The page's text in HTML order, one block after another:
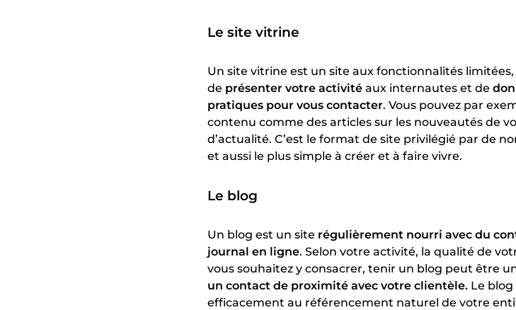
Le site vitrine
Un site vitrine est un site aux fonctionnalités
de présenter votre activité aux internautes et de
pratiques pour vous contacter. Vous pouvez par
contenu comme des articles sur les nouveautés de
d’actualité. C’est le format de site privilégié par de
et aussi le plus simple à créer et à faire vivre.
Le blog
Un blog est un site régulièrement nourri avec du
journal en ligne. Selon votre activité, la qualité de
vous souhaitez y consacrer, tenir un blog peut être
un contact de proximité avec votre clientèle.Le blog
efficacement au référencement naturel de votre